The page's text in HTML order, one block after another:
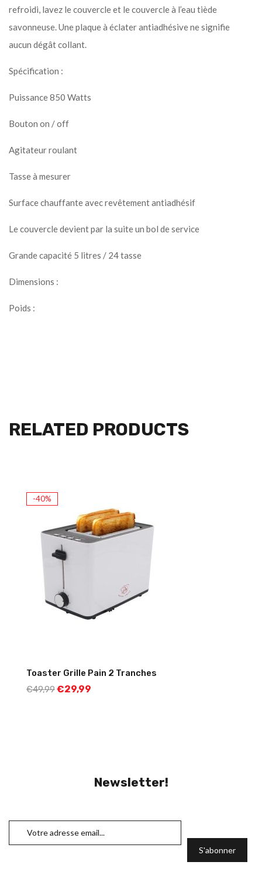
refroidi, lavez le couvercle et le couvercle à l’eau tiède
savonneuse. Une plaque à éclater antiadhésive ne signifie
aucun dégât collant.
Spécification :
Puissance 850 Watts
Bouton on / off
Agitateur roulant
Tasse à mesurer
Surface chauffante avec revêtement antiadhésif
Le couvercle devient par la suite un bol de service
Grande capacité 5 litres / 24 tasse
Dimensions :
Poids :
RELATED PRODUCTS
-40%
Toaster Grille Pain 2 Tranches
€49,99€29,99
Newsletter!